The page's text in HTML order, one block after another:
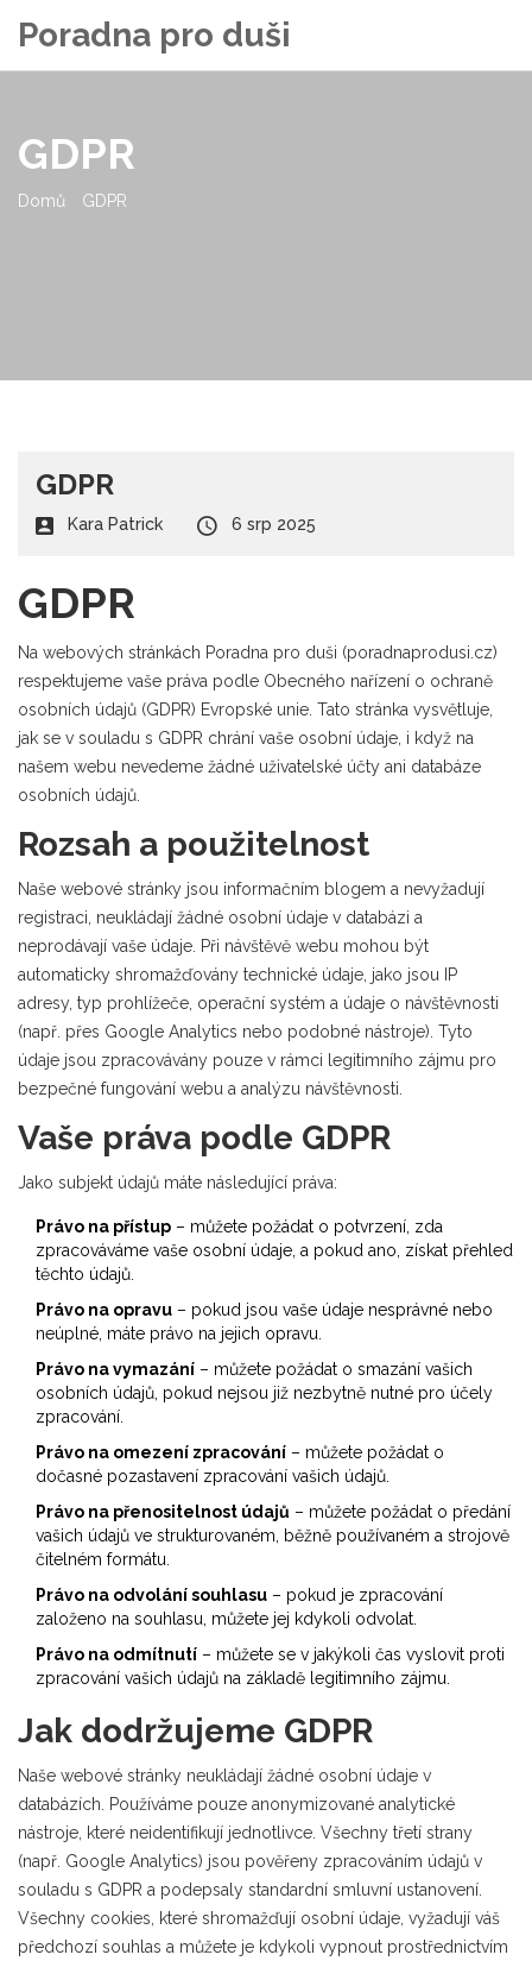
Poradna pro duši
GDPR
Domů GDPR
GDPR
Kara Patrick 6 srp 2025
GDPR
Na webových stránkách Poradna pro duši (poradnaprodusi.cz)
respektujeme vaše práva podle Obecného nařízení o ochraně
osobních údajů (GDPR) Evropské unie. Tato stránka vysvětluje,
jak se v souladu s GDPR chrání vaše osobní údaje, i když na
našem webu nevedeme žádné uživatelské účty ani databáze
osobních údajů.
Rozsah a použitelnost
Naše webové stránky jsou informačním blogem a nevyžadují
registraci, neukládají žádné osobní údaje v databázi a
neprodávají vaše údaje. Při návštěvě webu mohou být
automaticky shromažďovány technické údaje, jako jsou IP
adresy, typ prohlížeče, operační systém a údaje o návštěvnosti
(např. přes Google Analytics nebo podobné nástroje). Tyto
údaje jsou zpracovávány pouze v rámci legitimního zájmu pro
bezpečné fungování webu a analýzu návštěvnosti.
Vaše práva podle GDPR
Jako subjekt údajů máte následující práva:
Právo na přístup – můžete požádat o potvrzení, zda
zpracováváme vaše osobní údaje, a pokud ano, získat přehled
těchto údajů.
Právo na opravu – pokud jsou vaše údaje nesprávné nebo
neúplné, máte právo na jejich opravu.
Právo na vymazání – můžete požádat o smazání vašich
osobních údajů, pokud nejsou již nezbytně nutné pro účely
zpracování.
Právo na omezení zpracování – můžete požádat o
dočasné pozastavení zpracování vašich údajů.
Právo na přenositelnost údajů – můžete požádat o předání
vašich údajů ve strukturovaném, běžně používaném a strojově
čitelném formátu.
Právo na odvolání souhlasu – pokud je zpracování
založeno na souhlasu, můžete jej kdykoli odvolat.
Právo na odmítnutí – můžete se v jakýkoli čas vyslovit proti
zpracování vašich údajů na základě legitimního zájmu.
Jak dodržujeme GDPR
Naše webové stránky neukládají žádné osobní údaje v
databázích. Používáme pouze anonymizované analytické
nástroje, které neidentifikují jednotlivce. Všechny třetí strany
(např. Google Analytics) jsou pověřeny zpracováním údajů v
souladu s GDPR a podepsaly standardní smluvní ustanovení.
Všechny cookies, které shromažďují osobní údaje, vyžadují váš
předchozí souhlas a můžete je kdykoli vypnout prostřednictvím